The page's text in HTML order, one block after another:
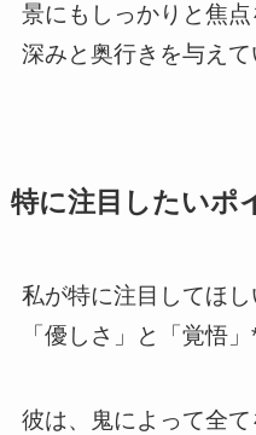
景にもしっかりと焦
深みと奥行きを与えて
特に注目したいポ
私が特に注目してほ
「優しさ」と「覚悟」
彼は、鬼によって全